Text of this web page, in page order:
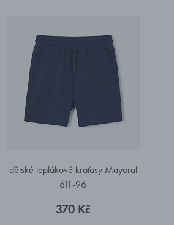
dětské teplákové kraťasy Mayoral
611-96
370 Kč